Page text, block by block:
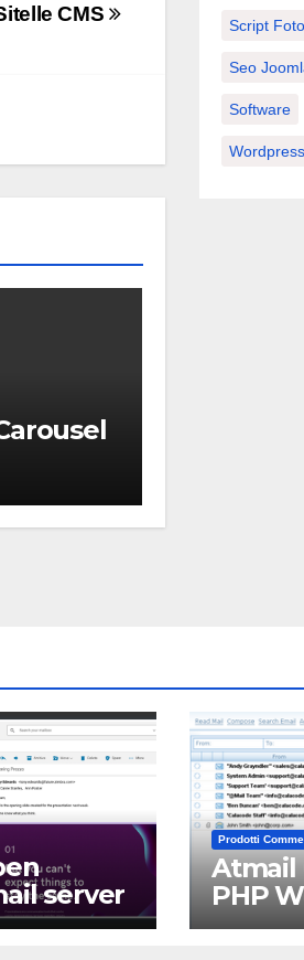
CMS Script Foto
Seo
Software
Wordpress
server
Prodotti
Atmail
PHP